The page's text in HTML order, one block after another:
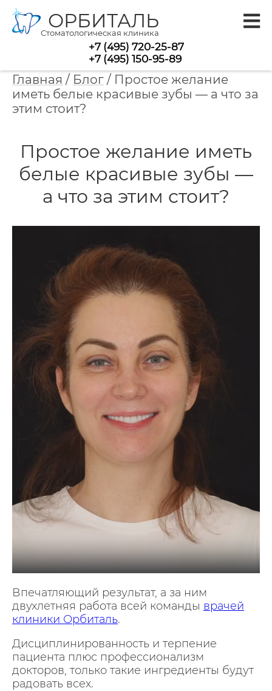
ОРБИТАЛЬ
Стоматологическая клиника
+7 (495) 720-25-87
+7 (495) 150-95-89
Главная / Блог / Простое желание
иметь белые красивые зубы — а что за
этим стоит?
Простое желание иметь
белые красивые зубы —
а что за этим стоит?
Впечатляющий результат, а за ним
двухлетняя работа всей команды врачей
клиники Орбиталь.
Дисциплинированность и терпение
пациента плюс профессионализм
докторов, только такие ингредиенты будут
радовать всех.